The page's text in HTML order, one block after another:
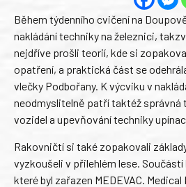
Během týdenního cvičení na
nakládání techniky na železnici,
nejdříve prošli teorií, kde si
opatření, a praktická část se
vlečky Podbořany. K výcviku v
neodmyslitelně patří taktéž správná
vozidel a upevňování techniky
Rakovničtí si také zopakovali
vyzkoušeli v přilehlém lese.
které byl zařazen MEDEVAC.